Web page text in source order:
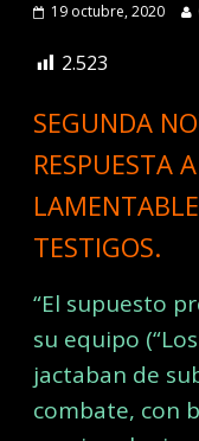
19 octubre, 2020
2.523
SEGUNDA
RESPUESTA
TESTIGOS.
“El supuesto
su equipo
jactaban de
combate, con